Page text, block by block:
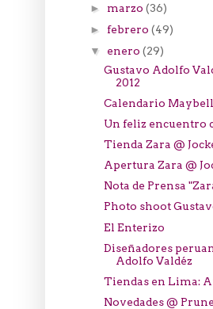
► marzo(36)
►febrero(49)
▼ enero(29)
Gustavo Adolfo
2012
Calendario
Un feliz encuentro
Tienda Zara @
Apertura Zara @
Nota de Prensa
Photo shoot
El Enterizo
Diseñadores
Adolfo Valdéz
Tiendas en Lima:
Novedades @